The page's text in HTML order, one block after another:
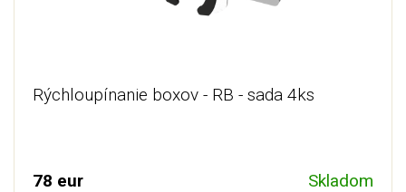
Rýchloupínanie boxov - RB - sada 4ks
78 eur Skladom